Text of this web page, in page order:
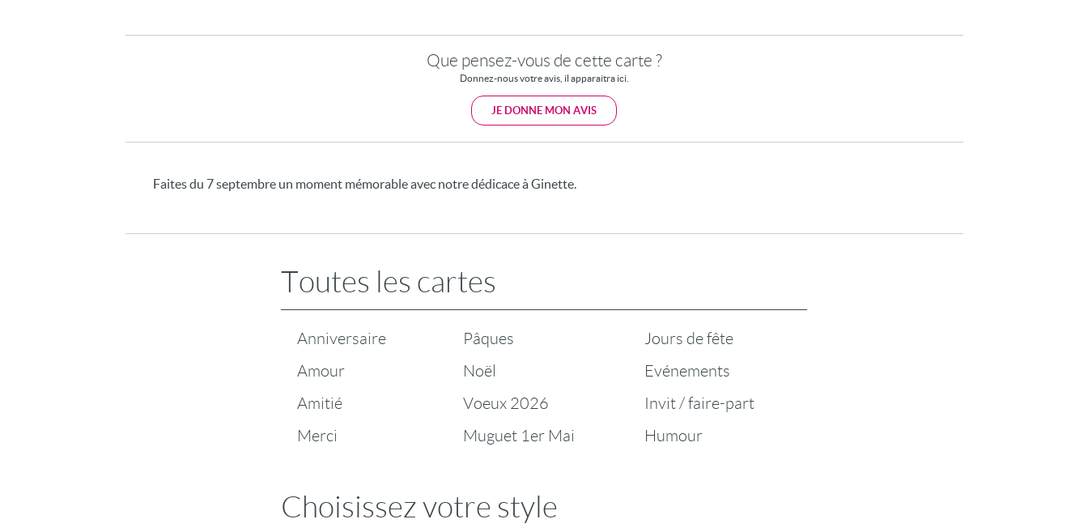
Que pensez-vous de cette carte ?
Donnez-nous votre avis, il apparaitra ici.
JE DONNE MON AVIS
Faites du 7 septembre un moment mémorable avec notre dédicace à Ginette.
Toutes les cartes
Anniversaire
Amour
Amitié
Merci
Pâques
Noël
Voeux 2026
Muguet 1er Mai
Jours de fête
Evénements
Invit / faire-part
Humour
Choisissez votre style